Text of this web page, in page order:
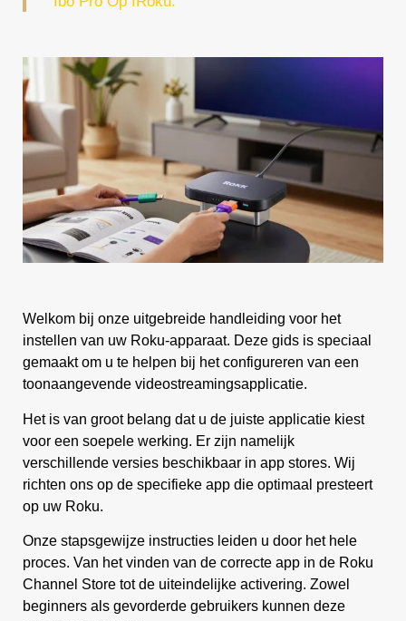
Welkom bij onze uitgebreide handleiding voor het
instellen van uw Roku-apparaat. Deze gids is speciaal
gemaakt om u te helpen bij het configureren van een
toonaangevende videostreamingsapplicatie.
Het is van groot belang dat u de juiste applicatie kiest
voor een soepele werking. Er zijn namelijk
verschillende versies beschikbaar in app stores. Wij
richten ons op de specifieke app die optimaal presteert
op uw Roku.
Onze stapsgewijze instructies leiden u door het hele
proces. Van het vinden van de correcte app in de Roku
Channel Store tot de uiteindelijke activering. Zowel
beginners als gevorderde gebruikers kunnen deze